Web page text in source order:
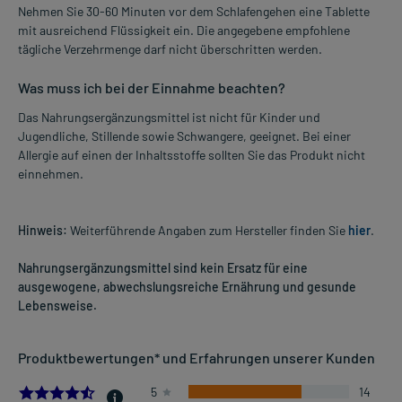
Nehmen Sie 30-60 Minuten vor dem Schlafengehen eine Tablette
mit ausreichend Flüssigkeit ein. Die angegebene empfohlene
tägliche Verzehrmenge darf nicht überschritten werden.
Was muss ich bei der Einnahme beachten?
Das Nahrungsergänzungsmittel ist nicht für Kinder und
Jugendliche, Stillende sowie Schwangere, geeignet. Bei einer
Allergie auf einen der Inhaltsstoffe sollten Sie das Produkt nicht
einnehmen.
Hinweis: Weiterführende Angaben zum Hersteller finden Sie hier.
Nahrungsergänzungsmittel sind kein Ersatz für eine
ausgewogene, abwechslungsreiche Ernährung und gesunde
Lebensweise.
Produktbewertungen* und Erfahrungen unserer Kunden
4.55 5
14